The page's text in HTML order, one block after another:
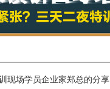
现场学员企业家郑总的分享